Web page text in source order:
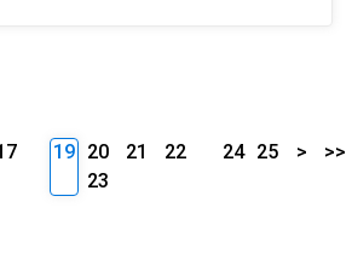
19 20 21
22
23
24 25 > >>